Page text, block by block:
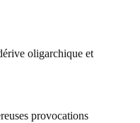
oligarchique et
provocations